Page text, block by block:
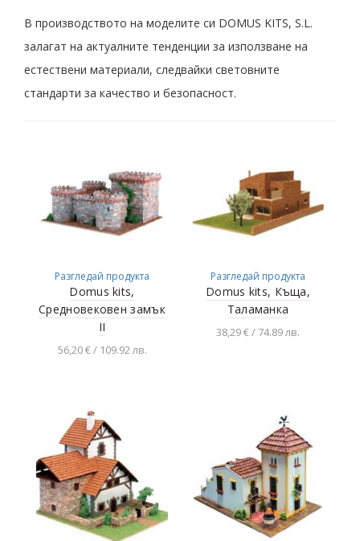
В производството на моделите си DOMUS KITS, S.L.
залагат на актуалните тенденции за използване на
естествени материали, следвайки световните
стандарти за качество и безопасност.
Разгледай продукта
Domus kits,
Средновековен замък
II
56,20 € / 109.92 лв.
Разгледай продукта
Domus kits, Къща,
Таламанка
38,29 € / 74.89 лв.